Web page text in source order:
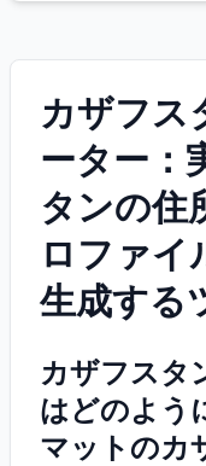
カザフス
ーター：
タンの住
ロファイ
生成する
カザフスタ
はどのよう
マットのカ